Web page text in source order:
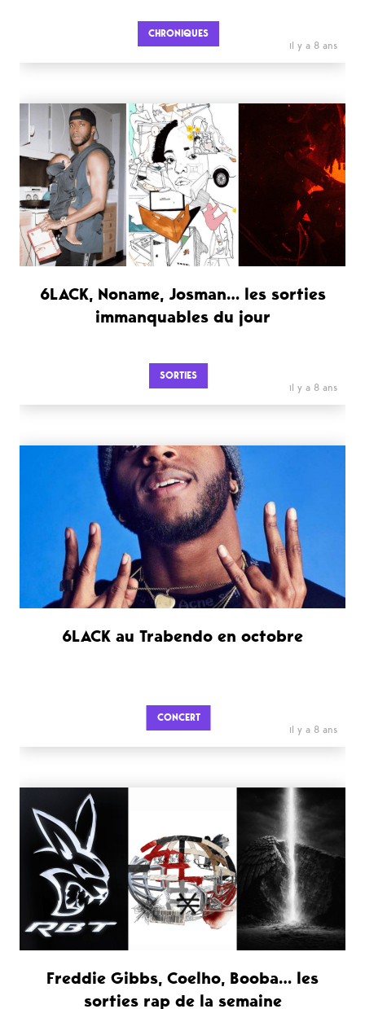
CHRONIQUES
il y a 8 ans
6LACK, Noname, Josman… les sorties
immanquables du jour
SORTIES
il y a 8 ans
6LACK au Trabendo en octobre
CONCERT
il y a 8 ans
Freddie Gibbs, Coelho, Booba… les
sorties rap de la semaine